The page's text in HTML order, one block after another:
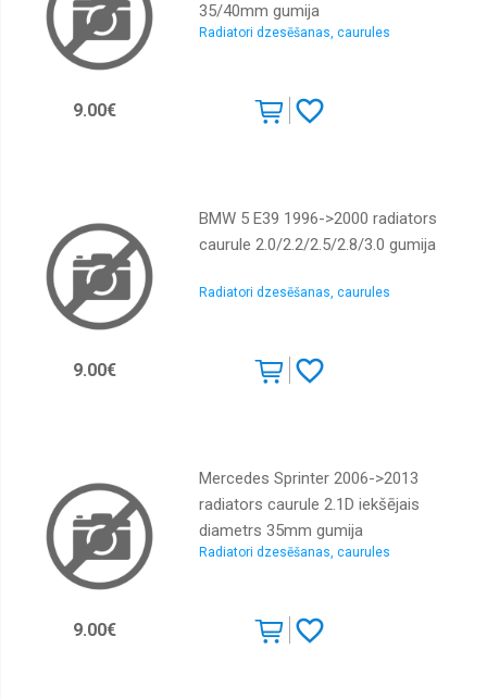
35/40mm gumija
Radiatori dzesēšanas, caurules
9.00€
BMW 5 E39 1996->2000 radiators
caurule 2.0/2.2/2.5/2.8/3.0 gumija
Radiatori dzesēšanas, caurules
9.00€
Mercedes Sprinter 2006->2013
radiators caurule 2.1D iekšējais
diametrs 35mm gumija
Radiatori dzesēšanas, caurules
9.00€